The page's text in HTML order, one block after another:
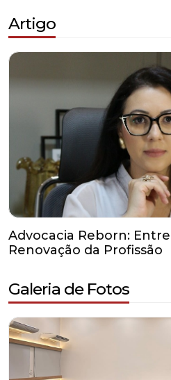
Artigo
Advocacia Reborn:
Renovação da Profissão
Galeria de Fotos